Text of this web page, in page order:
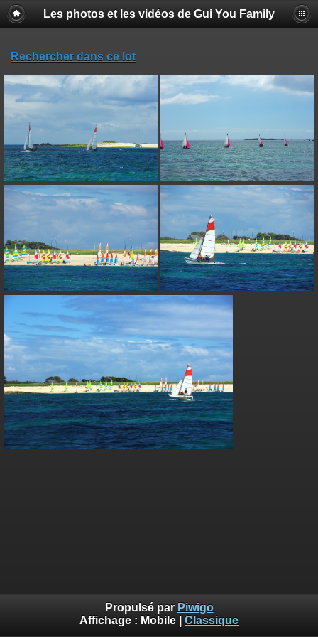
Les photos et les vidéos de Gui You Family
Rechercher dans ce lot
Propulsé par Piwigo
Affichage : Mobile Classique